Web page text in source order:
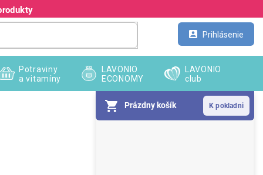
Prihlásenie
Prázdny košík
Potraviny
a vitamíny
LAVONIO
ECONOMY
LAVONIO
club